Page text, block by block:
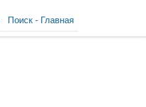
Поиск - Главная